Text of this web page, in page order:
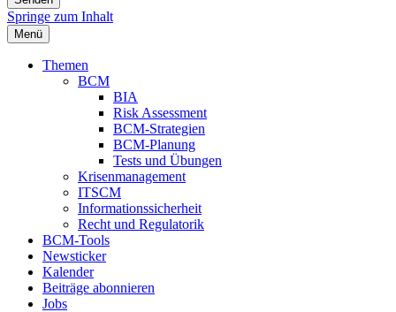
Springe zum Inhalt
Menü
Themen
BCM
BIA
Risk Assessment
BCM-Strategien
BCM-Planung
Tests und Übungen
Krisenmanagement
ITSCM
Informationssicherheit
Recht und Regulatorik
BCM-Tools
Newsticker
Kalender
Beiträge abonnieren
Jobs